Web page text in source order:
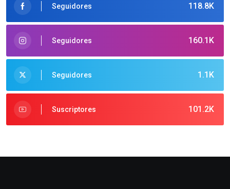
118.8K
Seguidores
160.1K
Seguidores
1.1K
Seguidores
101.2K
Suscriptores